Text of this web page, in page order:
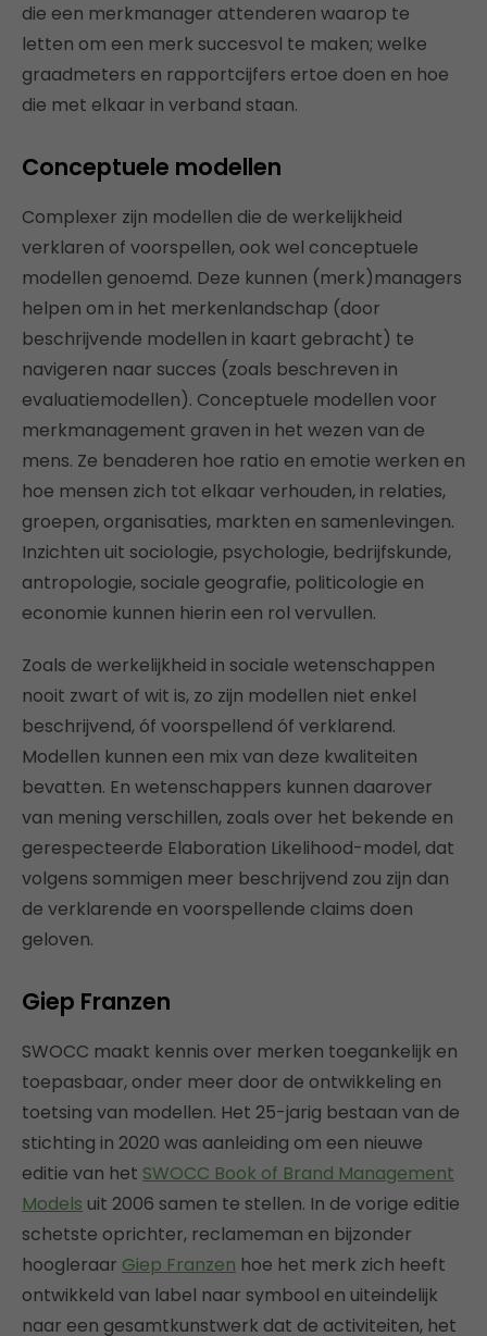
die een merkmanager attenderen waarop te
letten om een merk succesvol te maken; welke
graadmeters en rapportcijfers ertoe doen en hoe
die met elkaar in verband staan.
Conceptuele modellen
Complexer zijn modellen die de werkelijkheid
verklaren of voorspellen, ook wel conceptuele
modellen genoemd. Deze kunnen (merk)managers
helpen om in het merkenlandschap (door
beschrijvende modellen in kaart gebracht) te
navigeren naar succes (zoals beschreven in
evaluatiemodellen). Conceptuele modellen voor
merkmanagement graven in het wezen van de
mens. Ze benaderen hoe ratio en emotie werken en
hoe mensen zich tot elkaar verhouden, in relaties,
groepen, organisaties, markten en samenlevingen.
Inzichten uit sociologie, psychologie, bedrijfskunde,
antropologie, sociale geografie, politicologie en
economie kunnen hierin een rol vervullen.
Zoals de werkelijkheid in sociale wetenschappen
nooit zwart of wit is, zo zijn modellen niet enkel
beschrijvend, óf voorspellend óf verklarend.
Modellen kunnen een mix van deze kwaliteiten
bevatten. En wetenschappers kunnen daarover
van mening verschillen, zoals over het bekende en
gerespecteerde Elaboration Likelihood-model, dat
volgens sommigen meer beschrijvend zou zijn dan
de verklarende en voorspellende claims doen
geloven.
Giep Franzen
SWOCC maakt kennis over merken toegankelijk en
toepasbaar, onder meer door de ontwikkeling en
toetsing van modellen. Het 25-jarig bestaan van de
stichting in 2020 was aanleiding om een nieuwe
editie van het SWOCC Book of Brand Management
Models uit 2006 samen te stellen. In de vorige editie
schetste oprichter, reclameman en bijzonder
hoogleraar Giep Franzen hoe het merk zich heeft
ontwikkeld van label naar symbool en uiteindelijk
naar een gesamtkunstwerk dat de activiteiten, het